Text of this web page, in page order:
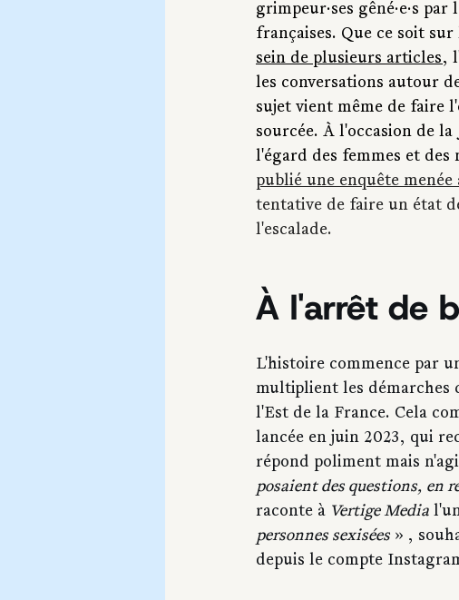
grimpeur·ses gêné·e·s
françaises. Que ce soit sur
sein de plusieurs articles,
les conversations autour
sujet vient même de faire
sourcée. À l'occasion de
l'égard des femmes et
publié une enquête
tentative de faire un état
l'escalade.
À l'arrêt de
L'histoire commence par
multiplient les démarches
l'Est de la France. Cela
lancée en juin 2023, qui
répond poliment mais
posaient des questions, en
raconte à Vertige Media
personnes sexisées » ,
depuis le compte